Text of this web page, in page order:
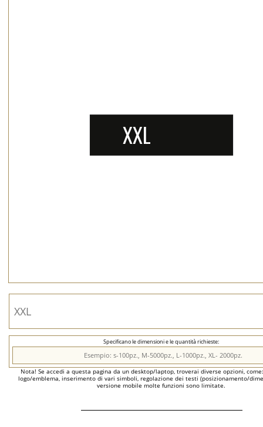
Specificano le dimensioni e le quantità richieste:
Nota! Se accedi a questa pagina da un desktop/laptop, troverai diverse opzioni,
logo/emblema, inserimento di vari simboli, regolazione dei testi (posizionamento/
versione mobile molte funzioni sono limitate.